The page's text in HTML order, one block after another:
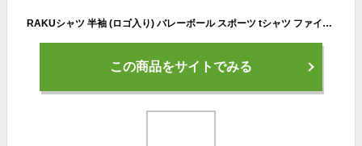
RAKUシャツ 半袖 (ロゴ入り) バレーボール スポーツ tシャツ ファイテンtシャツ トレーニング ウエア 練習着 部活動 速乾 半袖 バレーボール練習着 ロゴt部活着 運動着 スポーツウエア トレーニングウエア スポーツtシャツ 【メール便】
この商品をサイトでみる